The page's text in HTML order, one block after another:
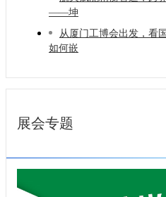
——坤
从厦门工博会出发，看
如何嵌
展会专题